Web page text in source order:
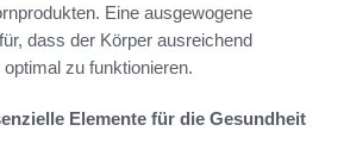
Eine ausgewogene
dass der Körper ausreichend
zu funktionieren.
Elemente für die Gesundheit